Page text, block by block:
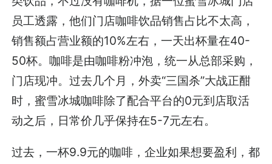
员工透露，他们门店咖啡饮品销售占比不太高，
销售额占营业额的10%左右，一天出杯量在40-
50杯。咖啡是由咖啡粉冲泡，统一从总部采购，
门店现冲。过去几个月，外卖“三国杀”大战正酣
时，蜜雪冰城咖啡除了配合平台的0元到店取活
动之后，日常价几乎保持在5-7元左右。
过去，一杯9.9元的咖啡，企业如果想要盈利，都